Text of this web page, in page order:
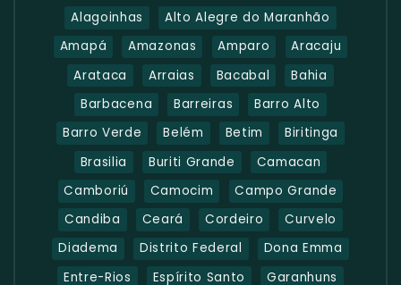
Alagoinhas
Alto Alegre do Maranhão
Amapá
Amazonas Amparo
Aracaju
Arataca
Arraias Bacabal
Bahia
Barbacena
Barreiras
Barro Alto
Barro Verde
Belém Betim
Biritinga
Brasilia
Buriti Grande
Camacan
Camboriú
Camocim
Campo Grande
Candiba
Ceará Cordeiro
Curvelo
Diadema
Distrito Federal
Dona Emma
Entre-Rios
Espírito Santo Garanhuns